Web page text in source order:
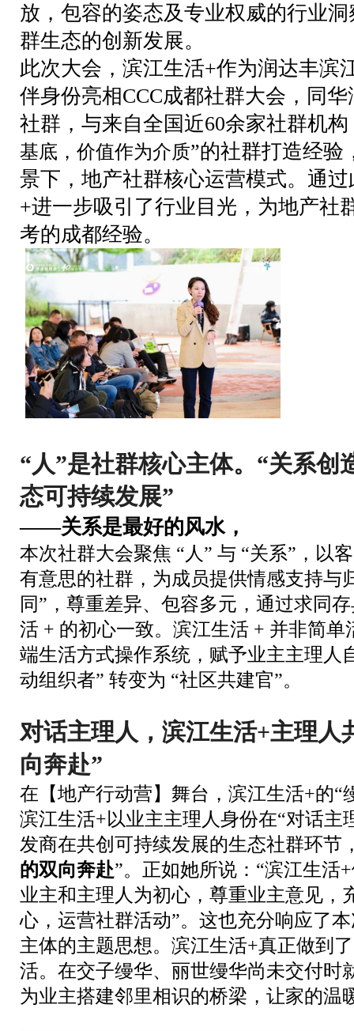
放，包容的姿态及专业权威的行业
群生态的创新发展。
此次大会，滨江生活+作为润达丰滨
伴身份亮相CCC成都社群大会，同
社群，与来自全国近60余家社群机
基底，价值作为介质”的社群打造经验
景下，地产社群核心运营模式。通
+进一步吸引了行业目光，为地产社
考的成都经验。
“人”是社群核心主体。“关系创
态可持续发展”
——关系是最好的风水，
本次社群大会聚焦 “人” 与 “关系”，以
有意思的社群，为成员提供情感支持与
同”，尊重差异、包容多元，通过求同
活 + 的初心一致。滨江生活 + 并非简
端生活方式操作系统，赋予业主主理人
动组织者” 转变为 “社区共建官”。
对话主理人，滨江生活+主理人
向奔赴”
在【地产行动营】舞台，滨江生活+的“
滨江生活+以业主主理人身份在“对话主
发商在共创可持续发展的生态社群环节
的双向奔赴”。正如她所说：“滨江生活
业主和主理人为初心， 尊重业主意见，
心，运营社群活动”。这也充分响应了
主体的主题思想。滨江生活+真正做到
活。 在交子缦华、丽世缦华尚未交付时
为业主搭建邻里相识的桥梁，让家的温